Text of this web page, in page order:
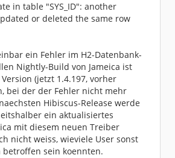
in table "SYS_ID": another
or deleted the same row
ein Fehler im H2-Datenbank-
Nightly-Build von Jameica ist
(jetzt 1.4.197, vorher
bei der der Fehler nicht mehr
Hibiscus-Release werde
ein aktualisiertes
mit diesem neuen Treiber
nicht weiss, wieviele User sonst
betroffen sein koennten.